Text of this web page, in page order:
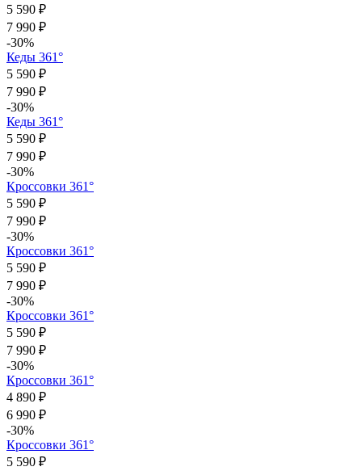
5 590 ₽
7 990 ₽
-30%
Кеды 361°
5 590 ₽
7 990 ₽
-30%
Кеды 361°
5 590 ₽
7 990 ₽
-30%
Кроссовки 361°
5 590 ₽
7 990 ₽
-30%
Кроссовки 361°
5 590 ₽
7 990 ₽
-30%
Кроссовки 361°
5 590 ₽
7 990 ₽
-30%
Кроссовки 361°
4 890 ₽
6 990 ₽
-30%
Кроссовки 361°
5 590 ₽